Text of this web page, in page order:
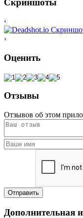
‹
›
Оценить
Отзывы
Отзывов об этом
Дополнительная